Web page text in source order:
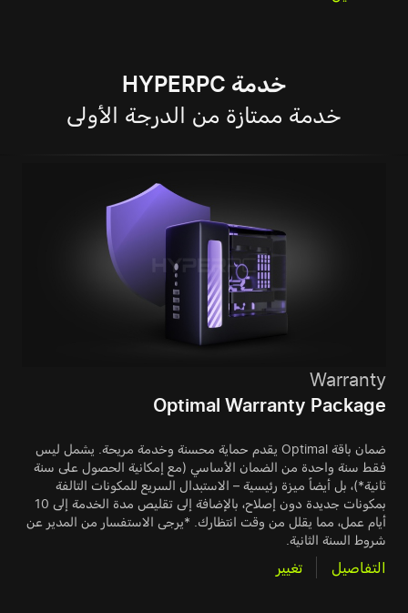
خدمة HYPERPC
خدمة ممتازة من الدرجة الأولى
Warranty
Optimal Warranty Package
ضمان باقة Optimal يقدم حماية محسنة وخدمة مريحة. يشمل ليس
فقط سنة واحدة من الضمان الأساسي (مع إمكانية الحصول على سنة
ثانية*)، بل أيضاً ميزة رئيسية – الاستبدال السريع للمكونات التالفة
بمكونات جديدة دون إصلاح، بالإضافة إلى تقليص مدة الخدمة إلى 10
أيام عمل، مما يقلل من وقت انتظارك. *يرجى الاستفسار من المدير عن
شروط السنة الثانية.
التفاصيل تغيير